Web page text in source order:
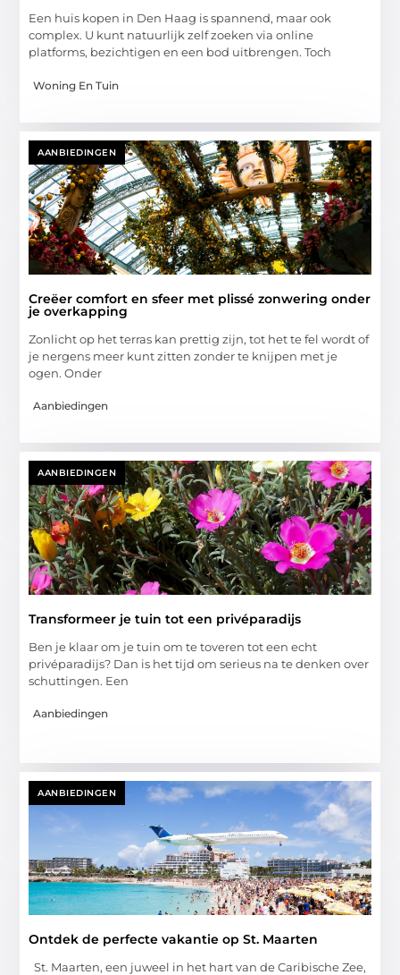
Een huis kopen in Den Haag is spannend, maar ook
complex. U kunt natuurlijk zelf zoeken via online
platforms, bezichtigen en een bod uitbrengen. Toch
Woning En Tuin
AANBIEDINGEN
Creëer comfort en sfeer met plissé zonwering onder
je overkapping
Zonlicht op het terras kan prettig zijn, tot het te fel wordt of
je nergens meer kunt zitten zonder te knijpen met je
ogen. Onder
Aanbiedingen
AANBIEDINGEN
Transformeer je tuin tot een privéparadijs
Ben je klaar om je tuin om te toveren tot een echt
privéparadijs? Dan is het tijd om serieus na te denken over
schuttingen. Een
Aanbiedingen
AANBIEDINGEN
Ontdek de perfecte vakantie op St. Maarten
St. Maarten, een juweel in het hart van de Caribische Zee,